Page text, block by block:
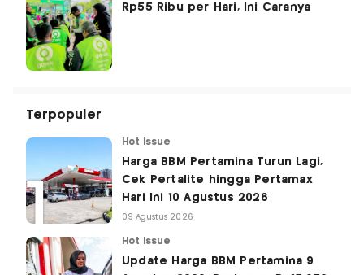
Rp55 Ribu per Hari, Ini Caranya
Terpopuler
Hot Issue
Harga BBM Pertamina Turun Lagi,
Cek Pertalite hingga Pertamax
Hari Ini 10 Agustus 2026
09 Agustus 2026
Hot Issue
Update Harga BBM Pertamina 9